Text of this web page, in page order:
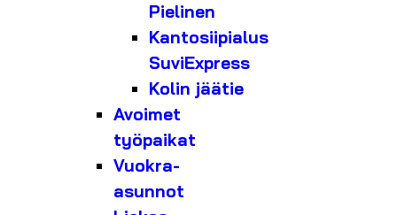
Pielinen
Kantosiipialus
SuviExpress
Kolin jäätie
Avoimet
työpaikat
Vuokra-
asunnot